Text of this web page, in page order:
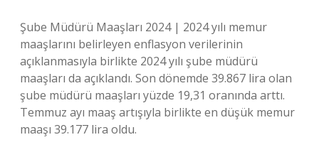
Şube Müdürü Maaşları 2024 | 2024 yılı memur
maaşlarını belirleyen enflasyon verilerinin
açıklanmasıyla birlikte 2024 yılı şube müdürü
maaşları da açıklandı. Son dönemde 39.867 lira olan
şube müdürü maaşları yüzde 19,31 oranında arttı.
Temmuz ayı maaş artışıyla birlikte en düşük memur
maaşı 39.177 lira oldu.